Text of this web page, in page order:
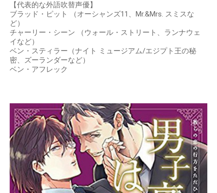
【代表的な外語吹替声優】
ブラッド・ピット （オーシャンズ11、Mr.&Mrs. スミスな
ど）
チャーリー・シーン （ウォール・ストリート、ランナウェ
イなど）
ベン・スティラー（ナイト ミュージアム/エジプト王の秘
密、ズーランダーなど）
ベン・アフレック